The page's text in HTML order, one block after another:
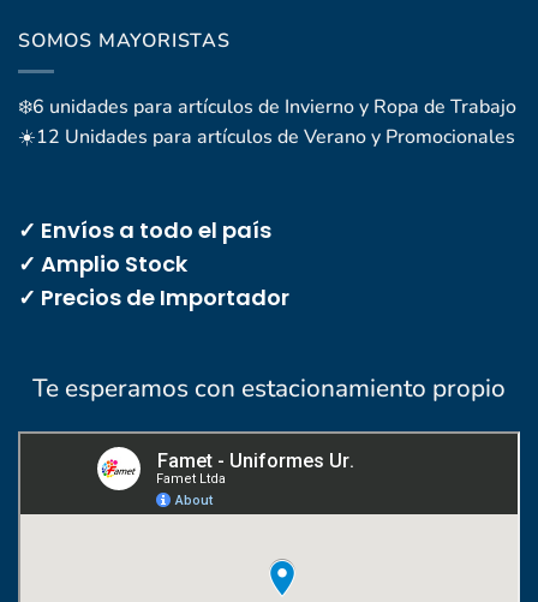
SOMOS MAYORISTAS
❄️6 unidades para artículos de Invierno y Ropa de Trabajo
☀️12 Unidades para artículos de Verano y Promocionales
✓ Envíos a todo el país
✓ Amplio Stock
✓ Precios de Importador
Te esperamos con estacionamiento propio